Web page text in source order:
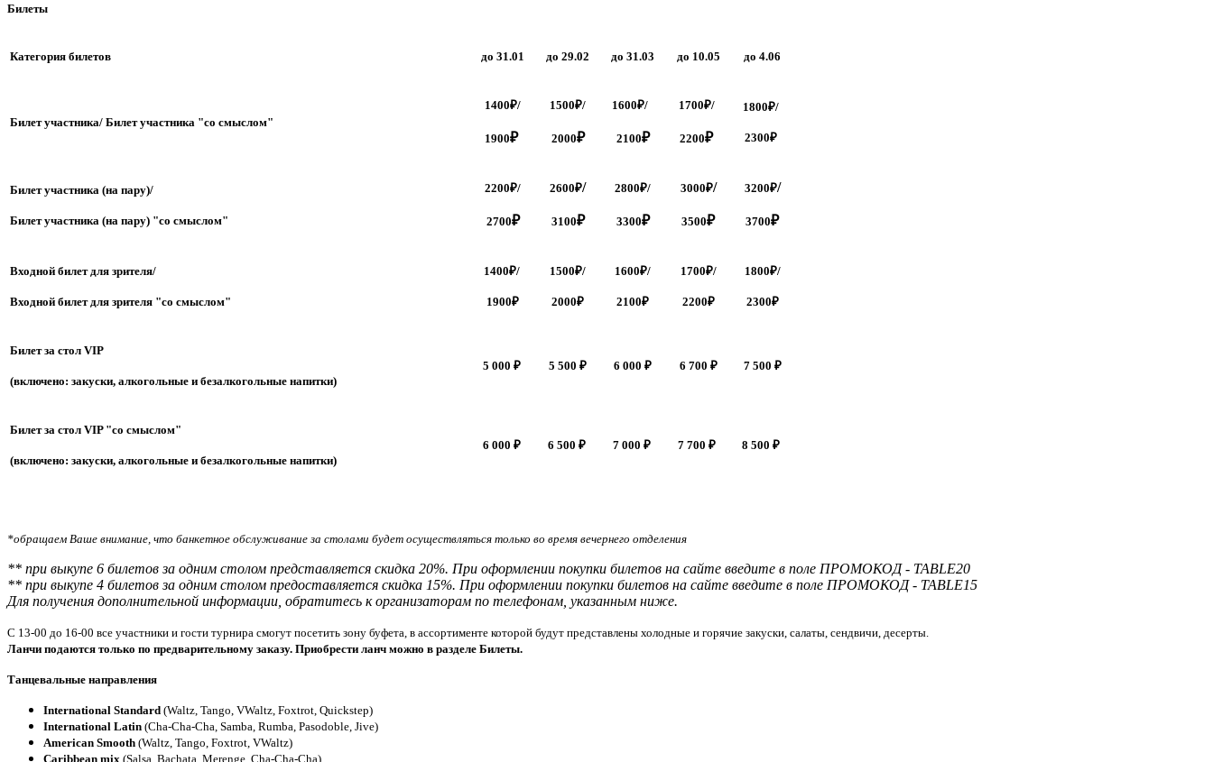
Билеты
Категория билетов до 31.01 до 29.02 до 31.03 до 10.05 до 4.06
Билет участника/ Билет участника "со смыслом"
1400₽/
1900₽
1500₽/
2000₽
1600₽/
2100₽
1700₽/
2200₽
1800₽/
2300₽
Билет участника (на пару)/
Билет участника (на пару) "со смыслом"
2200₽/
2700₽
2600₽/
3100₽
2800₽/
3300₽
3000₽/
3500₽
3200₽/
3700₽
Входной билет для зрителя/
Входной билет для зрителя "со смыслом"
1400₽/
1900₽
1500₽/
2000₽
1600₽/
2100₽
1700₽/
2200₽
1800₽/
2300₽
Билет за стол VIP
(включено: закуски, алкогольные и безалкогольные напитки)
5 000 ₽ 5 500 ₽ 6 000 ₽ 6 700 ₽ 7 500 ₽
Билет за стол VIP "со смыслом"
(включено: закуски, алкогольные и безалкогольные напитки)
6 000 ₽ 6 500 ₽ 7 000 ₽ 7 700 ₽ 8 500 ₽
*обращаем Ваше внимание, что банкетное обслуживание за столами будет осуществляться только во время вечернего отделения
** при выкупе 6 билетов за одним столом представляется скидка 20%. При оформлении покупки билетов на сайте введите в поле ПРОМОКОД - TABLE20
** при выкупе 4 билетов за одним столом предоставляется скидка 15%. При оформлении покупки билетов на сайте введите в поле ПРОМОКОД - TABLE15
Для получения дополнительной информации, обратитесь к организаторам по телефонам, указанным ниже.
С 13-00 до 16-00 все участники и гости турнира смогут посетить зону буфета, в ассортименте которой будут представлены холодные и горячие закуски, салаты, сендвичи, десерты.
Ланчи подаются только по предварительному заказу. Приобрести ланч можно в разделе Билеты.
Танцевальные направления
International Standard (Waltz, Tango, VWaltz, Foxtrot, Quickstep)
International Latin (Cha-Cha-Cha, Samba, Rumba, Pasodoble, Jive)
American Smooth (Waltz, Tango, Foxtrot, VWaltz)
Caribbean mix (Salsa, Bachata, Merenge, Cha-Cha-Cha)